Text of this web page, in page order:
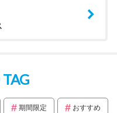
期間限定 おすすめ